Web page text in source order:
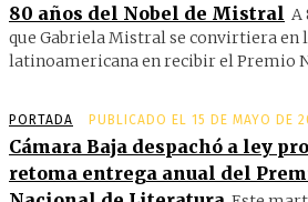
80 años del Nobel de Mistral A
que Gabriela Mistral se convirtiera en
latinoamericana en recibir el Premio
PORTADA PUBLICADO EL 15 DE MAYO DE
Cámara Baja despachó a ley
retoma entrega anual del